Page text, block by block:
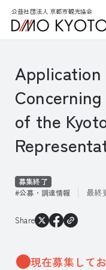
公益社団法人 京都市観光協会
Application
of the
募集終了
公募・調達情報
最終
Share
現在募集して